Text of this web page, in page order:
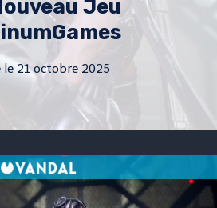
Jeu
le 21 octobre 2025